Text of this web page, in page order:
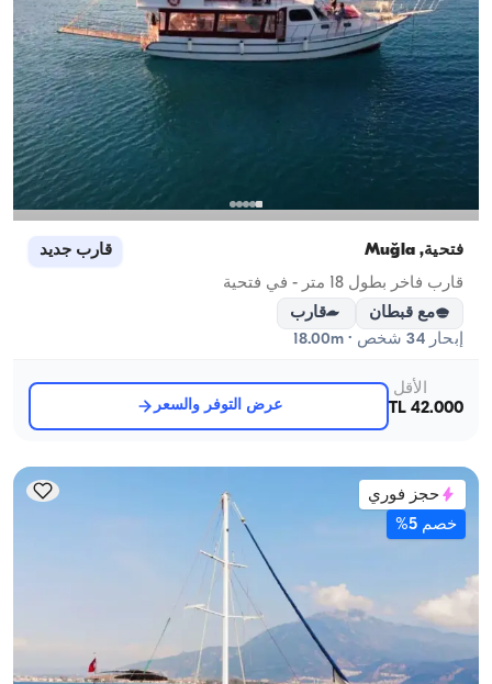
فتحية, Muğla قارب جديد
قارب فاخر بطول 18 متر - في فتحية
مع قبطان
قارب
إبحار 34 شخص · 18.00m
الأقل
42.000 TL
عرض التوفر والسعر
حجز فوري
خصم 5%